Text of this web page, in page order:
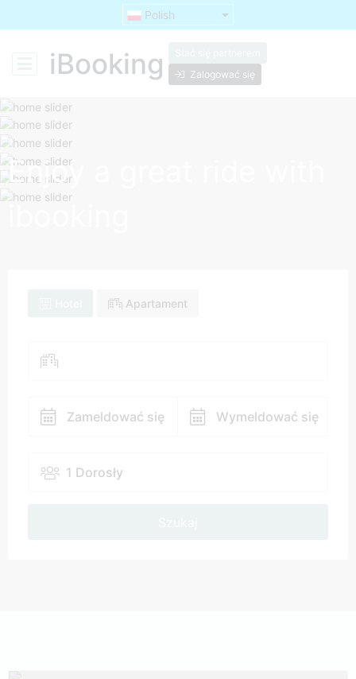
Polish
iBooking
Zalogować się
Enjoy a great ride with
Apartament
Zameldować się Wymeldować się
1 Dorosły